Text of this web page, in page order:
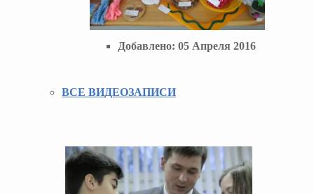
Добавлено: 05 Апреля 2016
ВСЕ ВИДЕОЗАПИСИ